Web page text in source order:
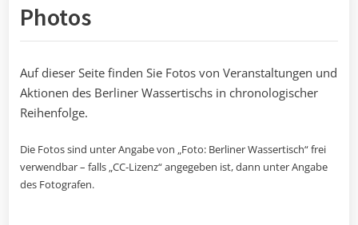
Photos
Auf dieser Seite finden Sie Fotos von Veranstaltungen und
Aktionen des Berliner Wassertischs in chronologischer
Reihenfolge.
Die Fotos sind unter Angabe von „Foto: Berliner Wassertisch“ frei
verwendbar – falls „CC-Lizenz“ angegeben ist, dann unter Angabe
des Fotografen.